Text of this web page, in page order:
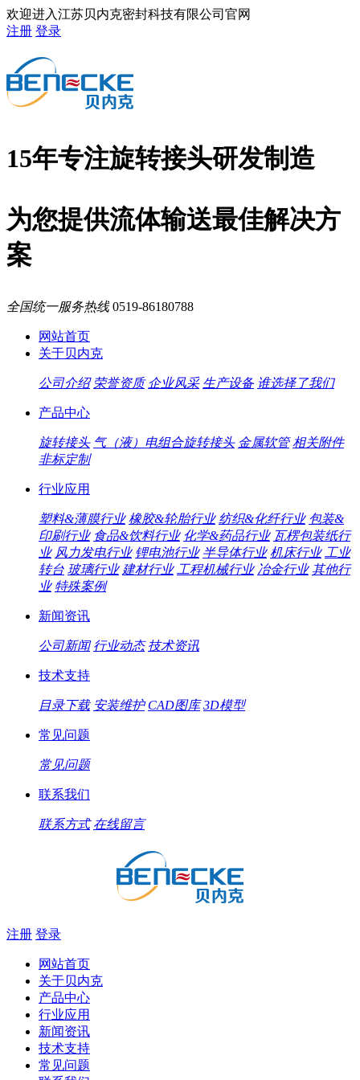
欢迎进入江苏贝内克密封科技有限公司官网
注册 登录
15年专注旋转接头研发制造
为您提供流体输送最佳解决方
案
全国统一服务热线0519-86180788
网站首页
关于贝内克
公司介绍 荣誉资质 企业风采 生产设备 谁选择了我们
产品中心
旋转接头 气（液）电组合旋转接头 金属软管 相关附件
非标定制
行业应用
塑料&薄膜行业 橡胶&轮胎行业 纺织&化纤行业 包装&
印刷行业 食品&饮料行业 化学&药品行业 瓦楞包装纸行
业 风力发电行业 锂电池行业 半导体行业 机床行业 工业
转台 玻璃行业 建材行业 工程机械行业 冶金行业 其他行
业 特殊案例
新闻资讯
公司新闻 行业动态 技术资讯
技术支持
目录下载 安装维护 CAD图库 3D模型
常见问题
常见问题
联系我们
联系方式 在线留言
注册 登录
网站首页
关于贝内克
产品中心
行业应用
新闻资讯
技术支持
常见问题